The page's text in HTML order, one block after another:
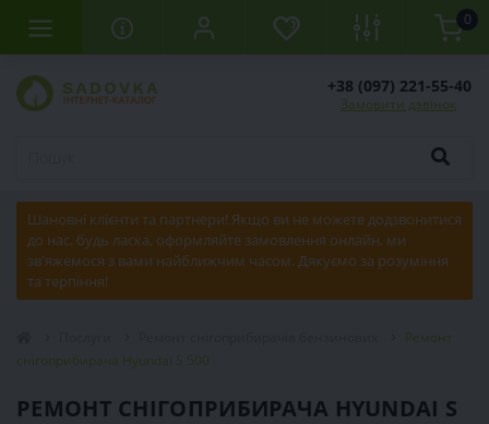
0
+38 (097) 221-55-40
Замовити дзвінок
Шановні клієнти та партнери! Якщо ви не можете додзвонитися
до нас, будь ласка, оформляйте замовлення онлайн, ми
зв'яжемося з вами найближчим часом. Дякуємо за розуміння
та терпіння!
Ремонт
снігоприбирача Hyundai S 500
РЕМОНТ СНІГОПРИБИРАЧА HYUNDAI S